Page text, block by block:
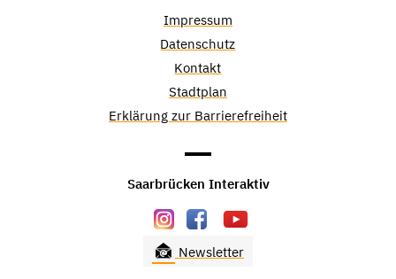
Impressum
Datenschutz
Kontakt
Stadtplan
Erklärung zur Barrierefreiheit
Saarbrücken Interaktiv
Newsletter